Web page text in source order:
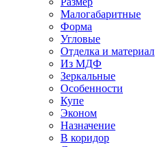
Малогабаритные
Форма
Угловые
Отделка и материал
Из МДФ
Зеркальные
Особенности
Купе
Эконом
Назначение
В коридор